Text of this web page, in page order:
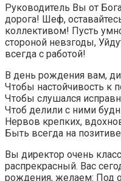
Руководитель Вы от
дорога! Шеф,
коллективом! Пусть
стороной невзгоды,
всегда с работой!
В день рождения вам,
Чтобы настойчивость к
Чтобы слушался
Чтоб делили с ними
Нервов крепких,
Быть всегда на
Вы директор очень
распрекрасный. Вас
рождения, желаем: Под